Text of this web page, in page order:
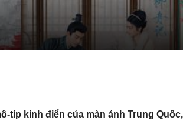
típ kinh điển của màn ảnh Trung